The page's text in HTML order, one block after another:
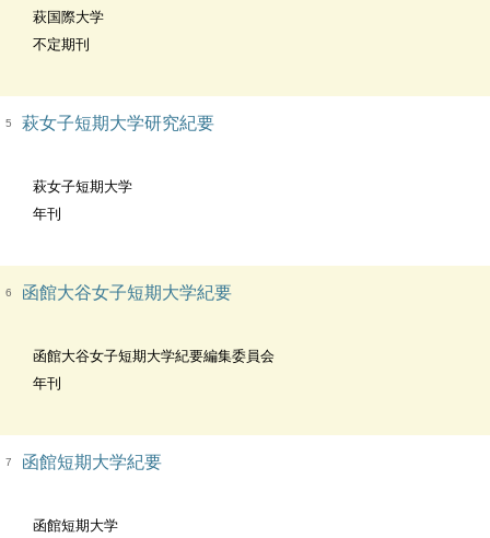
萩国際大学
不定期刊
5 萩女子短期大学研究紀要
萩女子短期大学
年刊
6 函館大谷女子短期大学紀要
函館大谷女子短期大学紀要編集委員会
年刊
7 函館短期大学紀要
函館短期大学